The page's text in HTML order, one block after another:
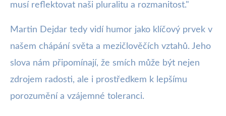
musí reflektovat naši pluralitu a rozmanitost."
Martin Dejdar tedy vidí humor jako klíčový prvek v
našem chápání světa a mezičlověčích vztahů. Jeho
slova nám připomínají, že smích může být nejen
zdrojem radosti, ale i prostředkem k lepšímu
porozumění a vzájemné toleranci.